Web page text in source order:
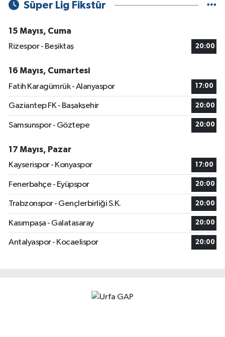
Süper Lig Fikstür
15 Mayıs, Cuma
Rizespor - Beşiktaş
20:00
16 Mayıs, Cumartesi
Fatih Karagümrük - Alanyaspor
17:00
Gaziantep FK - Başakşehir 20:00
Samsunspor - Göztepe 20:00
17 Mayıs, Pazar
Kayserispor - Konyaspor
17:00
Fenerbahçe - Eyüpspor 20:00
Trabzonspor - Gençlerbirliği S.K. 20:00
Kasımpaşa - Galatasaray 20:00
Antalyaspor - Kocaelispor 20:00